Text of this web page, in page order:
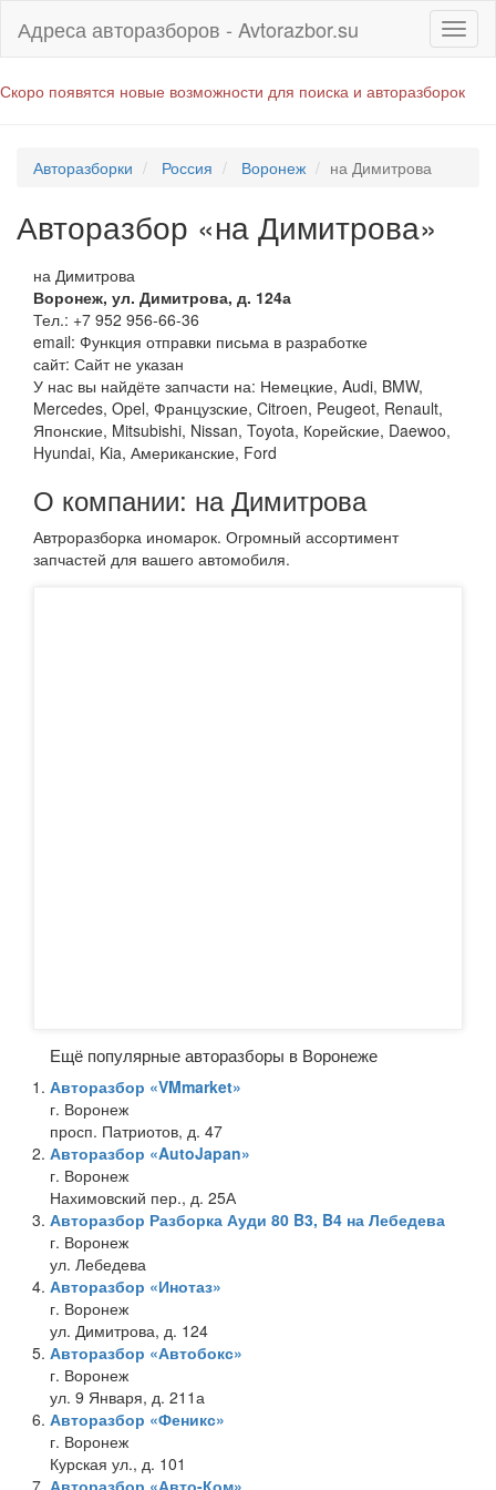
Адреса авторазборов - Avtorazbor.su
Скоро появятся новые возможности для поиска и авторазборок
Авторазборки Россия Воронеж на Димитрова
Авторазбор «на Димитрова»
на Димитрова
Воронеж, ул. Димитрова, д. 124а
Тел.: +7 952 956-66-36
email: Функция отправки письма в разработке
сайт: Сайт не указан
У нас вы найдёте запчасти на: Немецкие, Audi, BMW,
Mercedes, Opel, Французские, Citroen, Peugeot, Renault,
Японские, Mitsubishi, Nissan, Toyota, Корейские, Daewoo,
Hyundai, Kia, Американские, Ford
О компании: на Димитрова
Автроразборка иномарок. Огромный ассортимент
запчастей для вашего автомобиля.
Ещё популярные авторазборы в Воронеже
Авторазбор «VMmarket»
г. Воронеж
просп. Патриотов, д. 47
Авторазбор «AutoJapan»
г. Воронеж
Нахимовский пер., д. 25А
Авторазбор Разборка Ауди 80 B3, B4 на Лебедева
г. Воронеж
ул. Лебедева
Авторазбор «Инотаз»
г. Воронеж
ул. Димитрова, д. 124
Авторазбор «Автобокс»
г. Воронеж
ул. 9 Января, д. 211а
Авторазбор «Феникс»
г. Воронеж
Курская ул., д. 101
Авторазбор «Авто-Ком»